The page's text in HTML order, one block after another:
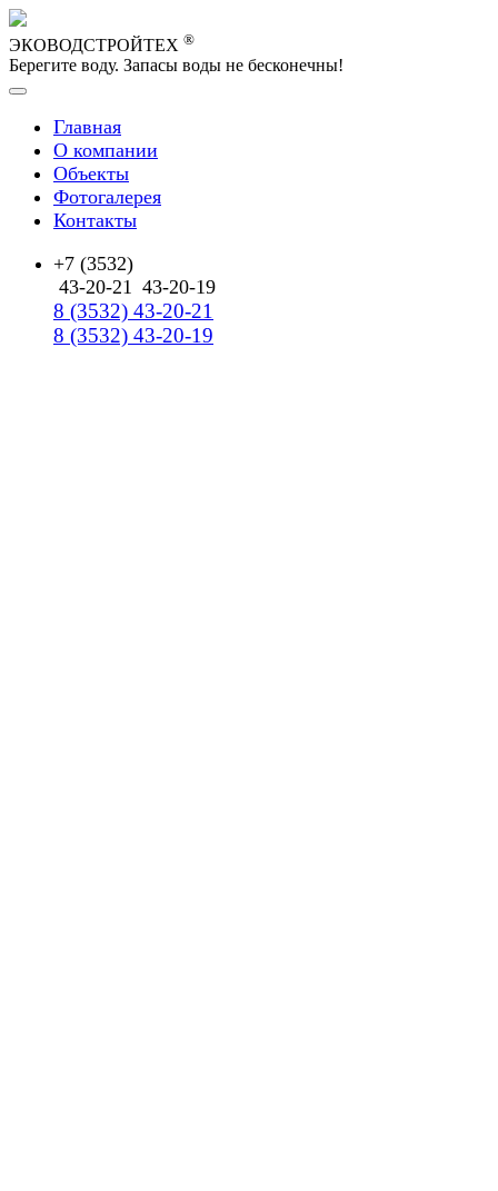
ЭКОВОДСТРОЙТЕХ ®
Берегите воду. Запасы воды не бесконечны!
Главная
О компании
Объекты
Фотогалерея
Контакты
+7 (3532)
43-20-21 43-20-19
8 (3532) 43-20-21
8 (3532) 43-20-19